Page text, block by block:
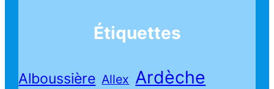
Étiquettes
Alboussière Allex Ardèche